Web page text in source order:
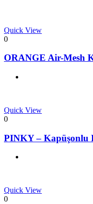
Quick View
0
ORANGE Air-Mesh
Quick View
0
PINKY – Kapüşonlu
Quick View
0